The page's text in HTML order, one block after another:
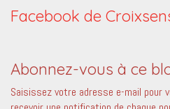
Facebook de
Abonnez-vous à ce
Saisissez votre adresse e-mail pour